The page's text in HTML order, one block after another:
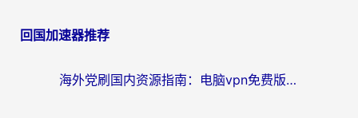
导
回国加速器推荐
海外党刷国内资源指南：电脑vpn免费版真的能用吗？选对加速器才是关键